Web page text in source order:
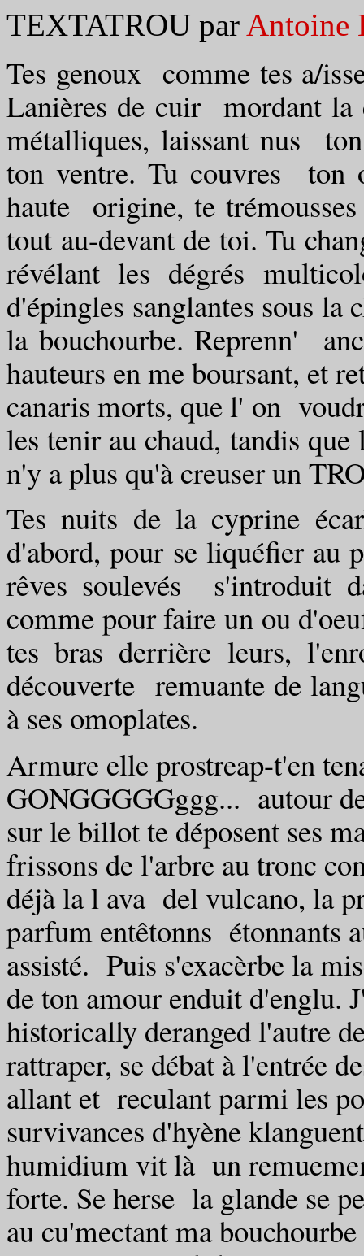
TEXTATROU par Antoine
Tes genoux comme tes a/
Lanières de cuir mordant
métalliques, laissant nus
ton ventre. Tu couvres ton
haute origine, te
tout au-devant de toi. Tu
révélant les dégrés
d'épingles sanglantes sous
la bouchourbe. Reprenn'
hauteurs en me boursant, et
canaris morts, que l' on
les tenir au chaud, tandis
n'y a plus qu'à creuser un
Tes nuits de la cyprine
d'abord, pour se liquéfier au
rêves soulevés s'introduit
comme pour faire un ou
tes bras derrière leurs,
découverte remuante de
à ses omoplates.
Armure elle prostreap-t'en
GONGGGGGggg... autour
sur le billot te déposent ses
frissons de l'arbre au tronc
déjà la l ava del vulcano, la
parfum entêtonns étonnants
assisté. Puis s'exacèrbe la
de ton amour enduit d'englu.
historically deranged l'autre
rattraper, se débat à l'entrée
allant et reculant parmi les
survivances d'hyène
humidium vit là un
forte. Se herse la glande se
au cu'mectant ma